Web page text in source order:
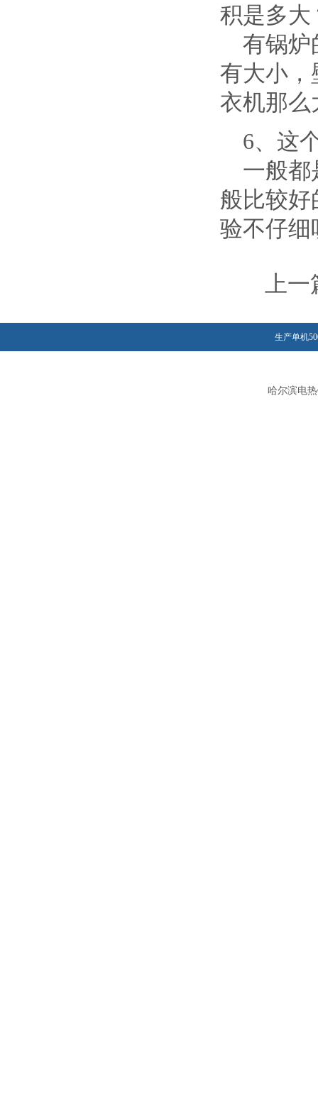
积是多大
有锅炉
有大小，
衣机那么
6、这
一般都
般比较好
验不仔细
上一
生产单机
哈尔滨电